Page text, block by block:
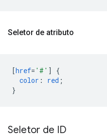
Seletor de atributo
[href= '#' ]
{
color : red ;
}
Seletor de ID